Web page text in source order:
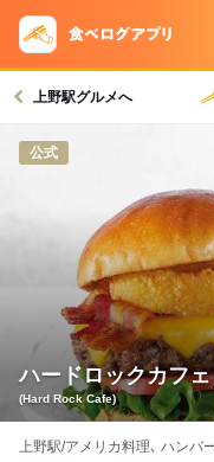
上野駅グルメへ
公式
ハードロックカフ
(Hard Rock Cafe)
上野駅/アメリカ料理､ ハンバ
コ
戻る
クー